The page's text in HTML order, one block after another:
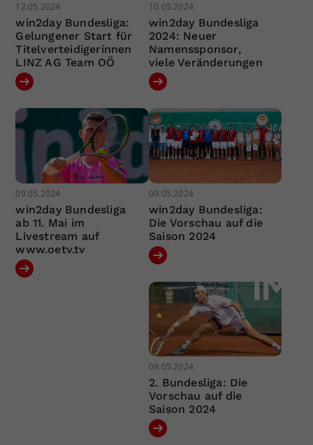
12.05.2024
win2day Bundesliga:
Gelungener Start für
Titelverteidigerinnen
LINZ AG Team OÖ
10.05.2024
win2day Bundesliga
2024: Neuer
Namenssponsor,
viele Veränderungen
09.05.2024
win2day Bundesliga
ab 11. Mai im
Livestream auf
www.oetv.tv
09.05.2024
win2day Bundesliga:
Die Vorschau auf die
Saison 2024
09.05.2024
2. Bundesliga: Die
Vorschau auf die
Saison 2024